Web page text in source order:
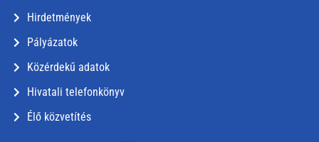
Hirdetmények
Pályázatok
Közérdekű adatok
Hivatali telefonkönyv
Élő közvetítés